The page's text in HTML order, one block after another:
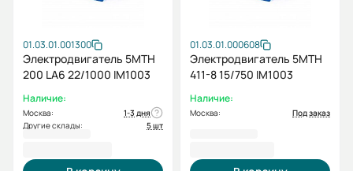
01.03.01.001300
Электродвигатель 5МТН
200 LA6 22/1000 IM1003
Наличие:
Москва:
1-3 дня
Другие склады:
5 шт
01.03.01.000608
Электродвигатель 5МТН
411-8 15/750 IM1003
Наличие:
Москва: Под заказ